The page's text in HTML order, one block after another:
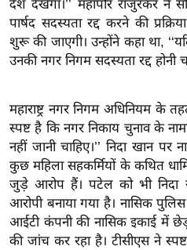
त्य
ज
ग
त
टो
व
र्ल्ड
न्यू
ज
ब्री
फ
देश देखेगा।’’ महापौर राजुरकर ने
पार्षद सदस्यता रद्द करने की
शुरू की जाएगी। उन्होंने कहा था,
उनकी नगर निगम सदस्यता रद्द होनी
महाराष्ट्र नगर निगम अधिनियम के
स्पष्ट है कि नगर निकाय चुनाव के
नहीं जानी चाहिए।’’ निदा खान पर
कुछ महिला सहकर्मियों के कथित
जुड़े आरोप हैं। पटेल को भी
आरोपी बनाया गया है। नासिक
आईटी कंपनी की नासिक इकाई में
की जांच कर रहा है। टीसीएस ने